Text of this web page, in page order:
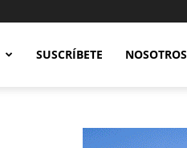
SUSCRÍBETE NOSOTROS